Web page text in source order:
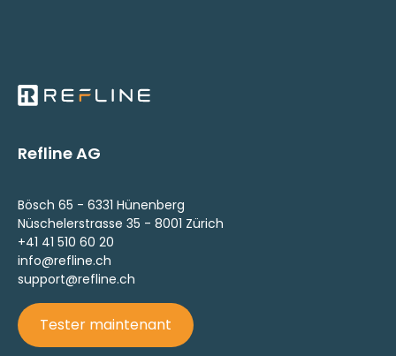
Refline AG
Bösch 65 - 6331 Hünenberg
Nüschelerstrasse 35 - 8001 Zürich
+41 41 510 60 20
info@refline.ch
support@refline.ch
Tester maintenant